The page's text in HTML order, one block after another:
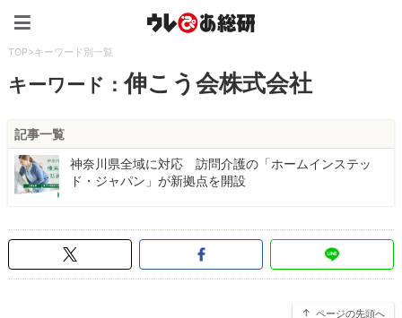
TOP>キーワード別一覧
キーワード：伸こう会株式会社
記事一覧
神奈川県全域に対応 訪問介護の「ホームインステッ
ド・ジャパン」が新拠点を開設
ページの先頭へ